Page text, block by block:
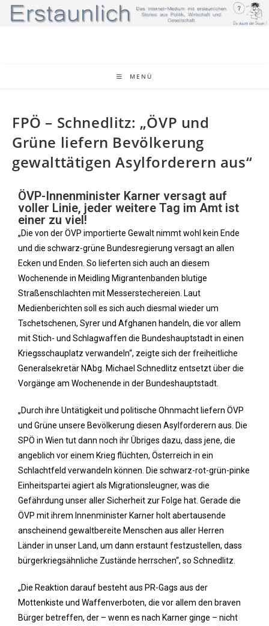
MENÜ
FPÖ – Schnedlitz: „ÖVP und
Grüne liefern Bevölkerung
gewalttätigen Asylforderern aus“
ÖVP-Innenminister Karner versagt auf
voller Linie, jeder weitere Tag im Amt ist
einer zu viel!
„Die von der ÖVP importierte Gewalt nimmt wohl kein Ende
und die schwarz-grüne Bundesregierung versagt an allen
Ecken und Enden. So lieferten sich auch an diesem
Wochenende in Meidling Migrantenbanden blutige
Straßenschlachten mit Messerstechereien. Laut
Medienberichten soll es sich auch diesmal wieder um
Tschetschenen, Syrer und Afghanen handeln, die vor allem
mit Stich- und Schlagwaffen die Bundeshauptstadt in einen
Kriegsschauplatz verwandeln“, zeigte sich der freiheitliche
Generalsekretär NAbg. Michael Schnedlitz entsetzt über die
Vorgänge am Wochenende in der Bundeshauptstadt.
„Durch ihre Untätigkeit und politische Ohnmacht liefern ÖVP
und Grüne unsere Bevölkerung diesen Asylforderern aus. Die
SPÖ in Wien tut dann noch ihr Übriges dazu, dass jene, die
angeblich vor einem Krieg flüchten, Österreich in ein
Schlachtfeld verwandeln können. Die schwarz-rot-grün-pinke
Einheitspartei agiert als Migrationsleugner, was die
Gefährdung unser aller Sicherheit zur Folge hat. Gerade die
ÖVP mit ihrem Innenminister Karner holt abertausende
anscheinend gewaltbereite Menschen aus aller Herren
Länder in unser Land, um dann erstaunt festzustellen, dass
bürgerkriegsähnliche Zustände herrschen“, so Schnedlitz.
„Die Reaktion darauf besteht aus PR-Gags aus der
Mottenkiste und Waffenverboten, die vor allem den braven
Bürger betreffen, der – wenn es nach Karner ginge – nicht